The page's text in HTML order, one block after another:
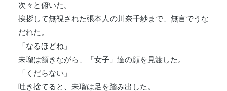
次々と俯いた。
挨拶して無視された張本人の川奈千紗まで、無言でうな
だれた。
「なるほどね」
未瑠は頷きながら、「女子」達の顔を見渡した。
「くだらない」
吐き捨てると、未瑠は足を踏み出した。